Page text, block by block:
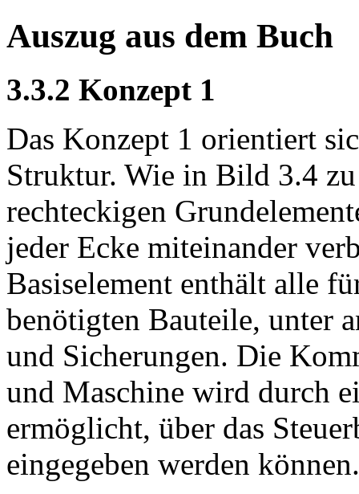
Auszug aus dem Buch
3.3.2 Konzept 1
Das Konzept 1 orientiert
Struktur. Wie in Bild 3.4 zu
rechteckigen
jeder Ecke miteinander
Basiselement enthält alle
benötigten Bauteile, unter
und Sicherungen. Die
und Maschine wird durch
ermöglicht, über das
eingegeben werden können.